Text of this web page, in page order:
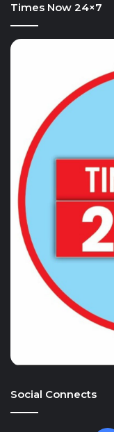
Times Now 24×7
Social Connects